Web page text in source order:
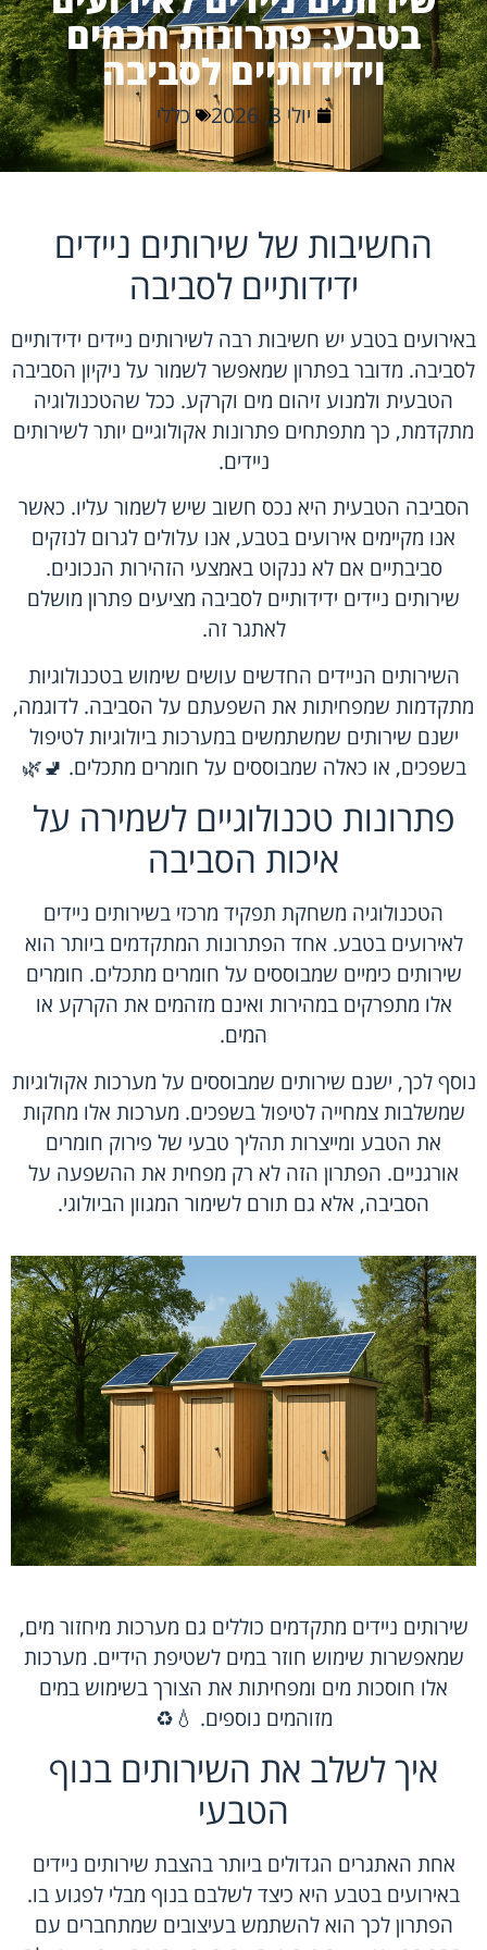
בטבע: פתרונות חכמים
וידידותיים לסביבה
יולי 3, 2026 כללי
החשיבות של שירותים ניידים
ידידותיים לסביבה
באירועים בטבע יש חשיבות רבה לשירותים ניידים ידידותיים
לסביבה. מדובר בפתרון שמאפשר לשמור על ניקיון הסביבה
הטבעית ולמנוע זיהום מים וקרקע. ככל שהטכנולוגיה
מתקדמת, כך מתפתחים פתרונות אקולוגיים יותר לשירותים
ניידים.
הסביבה הטבעית היא נכס חשוב שיש לשמור עליו. כאשר
אנו מקיימים אירועים בטבע, אנו עלולים לגרום לנזקים
סביבתיים אם לא ננקוט באמצעי הזהירות הנכונים.
שירותים ניידים ידידותיים לסביבה מציעים פתרון מושלם
לאתגר זה.
השירותים הניידים החדשים עושים שימוש בטכנולוגיות
מתקדמות שמפחיתות את השפעתם על הסביבה. לדוגמה,
ישנם שירותים שמשתמשים במערכות ביולוגיות לטיפול
בשפכים, או כאלה שמבוססים על חומרים מתכלים. 🚽🌿
פתרונות טכנולוגיים לשמירה על
איכות הסביבה
הטכנולוגיה משחקת תפקיד מרכזי בשירותים ניידים
לאירועים בטבע. אחד הפתרונות המתקדמים ביותר הוא
שירותים כימיים שמבוססים על חומרים מתכלים. חומרים
אלו מתפרקים במהירות ואינם מזהמים את הקרקע או
המים.
נוסף לכך, ישנם שירותים שמבוססים על מערכות אקולוגיות
שמשלבות צמחייה לטיפול בשפכים. מערכות אלו מחקות
את הטבע ומייצרות תהליך טבעי של פירוק חומרים
אורגניים. הפתרון הזה לא רק מפחית את ההשפעה על
הסביבה, אלא גם תורם לשימור המגוון הביולוגי.
שירותים ניידים מתקדמים כוללים גם מערכות מיחזור מים,
שמאפשרות שימוש חוזר במים לשטיפת הידיים. מערכות
אלו חוסכות מים ומפחיתות את הצורך בשימוש במים
מזוהמים נוספים. 💧♻️
איך לשלב את השירותים בנוף
הטבעי
אחת האתגרים הגדולים ביותר בהצבת שירותים ניידים
באירועים בטבע היא כיצד לשלבם בנוף מבלי לפגוע בו.
הפתרון לכך הוא להשתמש בעיצובים שמתחברים עם